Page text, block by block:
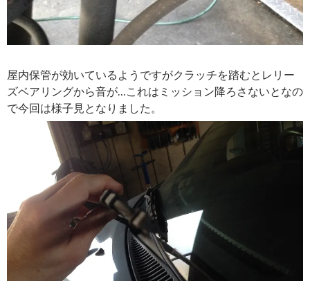
屋内保管が効いているようですがクラッチを踏むとレリー
ズベアリングから音が…これはミッション降ろさないとなの
で今回は様子見となりました。